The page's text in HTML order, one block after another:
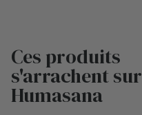
Ces produits
s'arrachent sur
Humasana